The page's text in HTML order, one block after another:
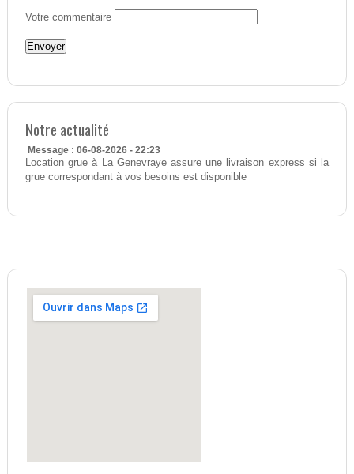
Votre commentaire
Notre actualité
Message : 06-08-2026 - 22:23
Location grue à La Genevraye assure une livraison express si la
grue correspondant à vos besoins est disponible